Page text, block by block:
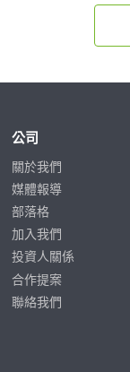
公司
關於我們
媒體報導
部落格
加入我們
投資人關係
合作提案
聯絡我們